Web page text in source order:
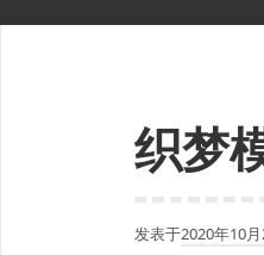
织梦
发表于2020年10月